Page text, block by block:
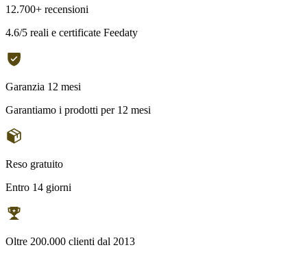
12.700+ recensioni
4.6/5 reali e certificate Feedaty
Garanzia 12 mesi
Garantiamo i prodotti per 12 mesi
Reso gratuito
Entro 14 giorni
Oltre 200.000 clienti dal 2013